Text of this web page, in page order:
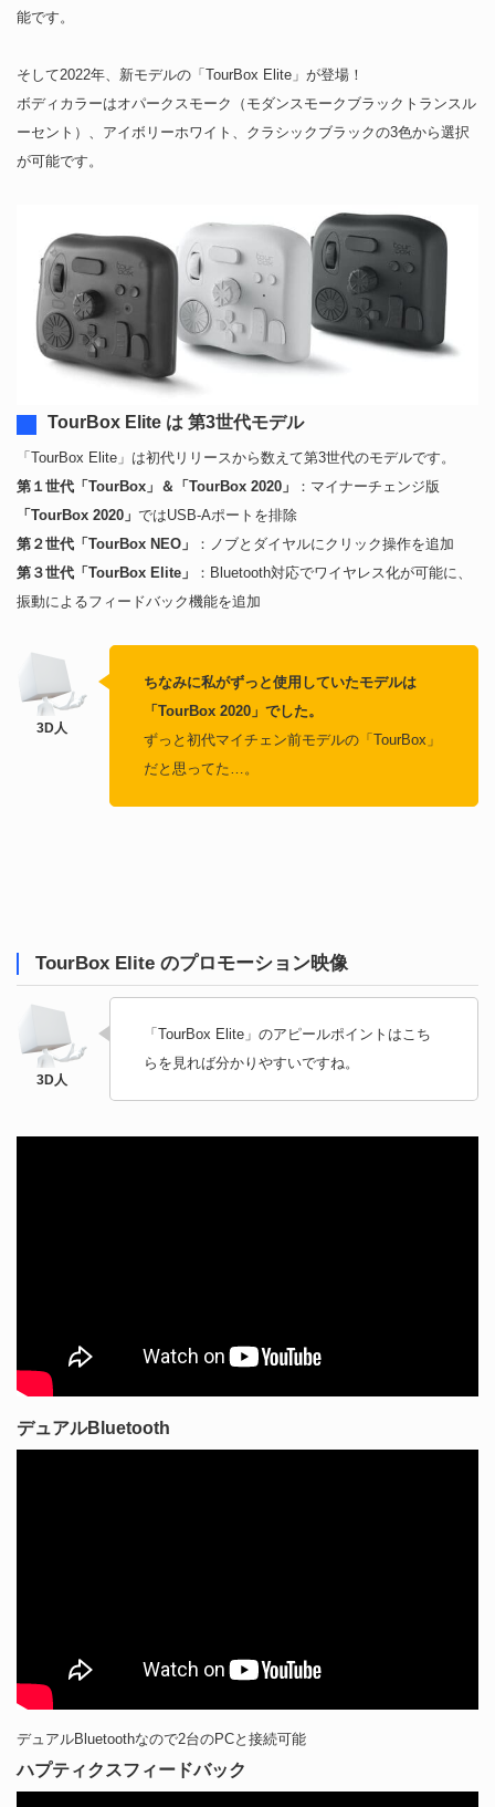
能です。
そして2022年、新モデルの「TourBox Elite」が登場！
ボディカラーはオパークスモーク（モダンスモークブラックトランスル
ーセント）、アイボリーホワイト、クラシックブラックの3色から選択
が可能です。
TourBox Elite は 第3世代モデル
「TourBox Elite」は初代リリースから数えて第3世代のモデルです。
第１世代「TourBox」＆「TourBox 2020」
：マイナーチェンジ版
「TourBox 2020」 ではUSB-Aポートを排除
第２世代「TourBox NEO」
：ノブとダイヤルにクリック操作を追加
第３世代「TourBox Elite」
：Bluetooth対応でワイヤレス化が可能に、
振動によるフィードバック機能を追加
ちなみに私がずっと使用していたモデルは
「TourBox 2020」でした。
ずっと初代マイチェン前モデルの「TourBox」
だと思ってた…。
TourBox Elite のプロモーション映像
「TourBox Elite」のアピールポイントはこち
らを見れば分かりやすいですね。
デュアルBluetooth
デュアルBluetoothなので2台のPCと接続可能
ハプティクスフィードバック